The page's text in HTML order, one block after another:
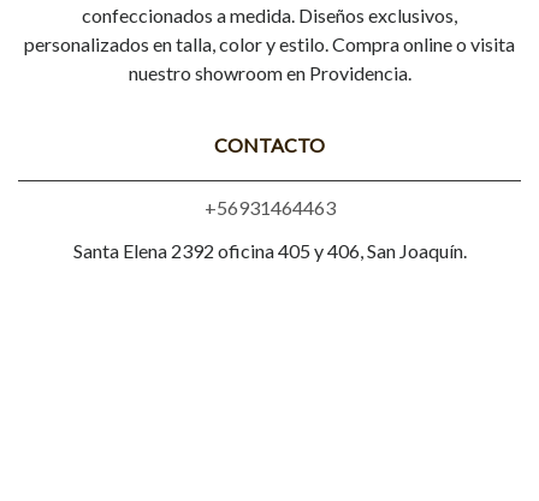
confeccionados a medida. Diseños exclusivos,
personalizados en talla, color y estilo. Compra online o visita
nuestro showroom en Providencia.
CONTACTO
+56931464463
Santa Elena 2392 oficina 405 y 406, San Joaquín.